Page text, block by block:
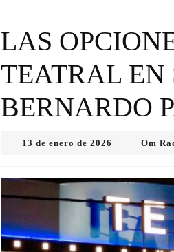
LAS
TEATRAL
BERNARDO
13 de enero de 2026
de
2026
Om